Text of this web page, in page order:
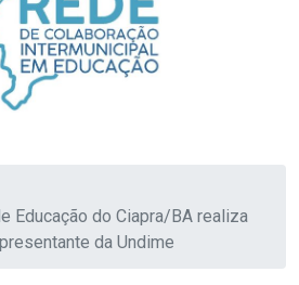
Educação do Ciapra/BA realiza
da Undime